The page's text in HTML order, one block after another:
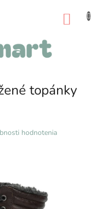
topánky
hodnotenia